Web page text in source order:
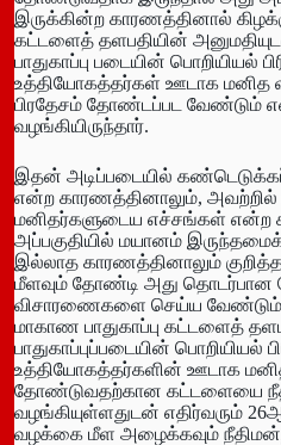
இருக்கின்ற காரணத்தினால்
கட்டளைத் தளபதியின்
பாதுகாப்பு படையின் பொறியியல்
உத்தியோகத்தர்கள் ஊடாக மனித
பிரதேசம் தோண்டப்பட
வழங்கியிருந்தார்.
இதன் அடிப்படையில்
என்ற காரணத்தினாலும்,
மனிதர்களுடைய எச்சங்கள் என்ற
அப்பகுதியில் மயானம்
இல்லாத காரணத்தினாலும்
மீளவும் தோண்டி அது தொடர்பான
விசாரணைகளை செய்ய வேண்டும்
மாகாண பாதுகாப்பு கட்டளைத்
பாதுகாப்புப்படையின் பொறியியல்
உத்தியோகத்தர்களின் ஊடாக
தோண்டுவதற்கான கட்டளையை
வழங்கியுள்ளதுடன் எதிர்வரும்
வழக்கை மீள அழைக்கவும்